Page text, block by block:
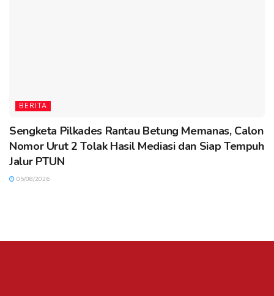
BERITA
Sengketa Pilkades Rantau Betung Memanas, Calon
Nomor Urut 2 Tolak Hasil Mediasi dan Siap Tempuh
Jalur PTUN
05/08/2026